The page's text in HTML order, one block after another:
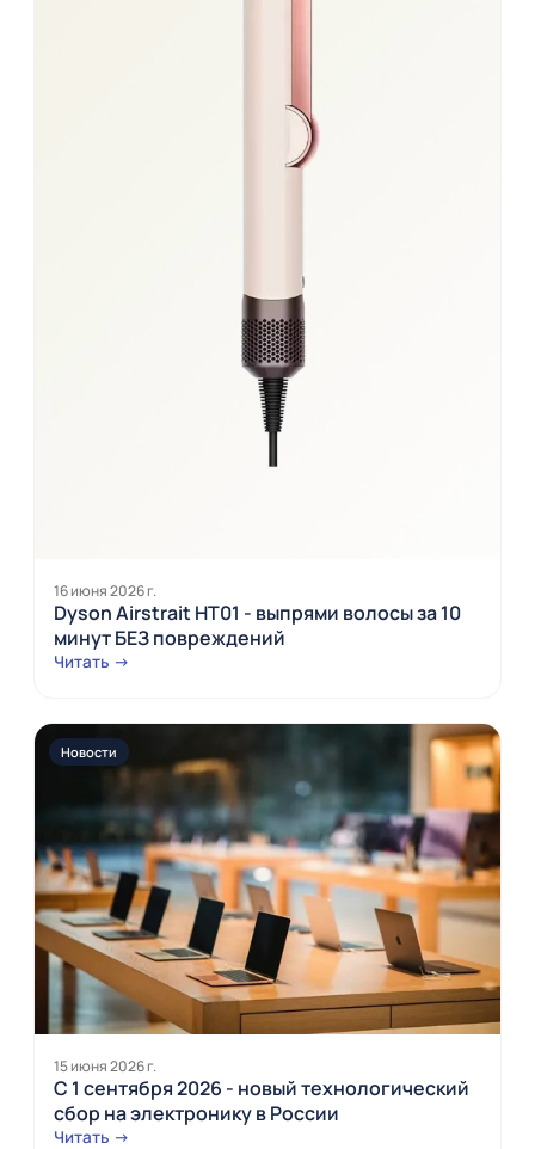
16 июня 2026 г.
Dyson Airstrait HT01 - выпрями волосы за 10
минут БЕЗ повреждений
Читать →
Новости
15 июня 2026 г.
С 1 сентября 2026 - новый технологический
сбор на электронику в России
Читать →